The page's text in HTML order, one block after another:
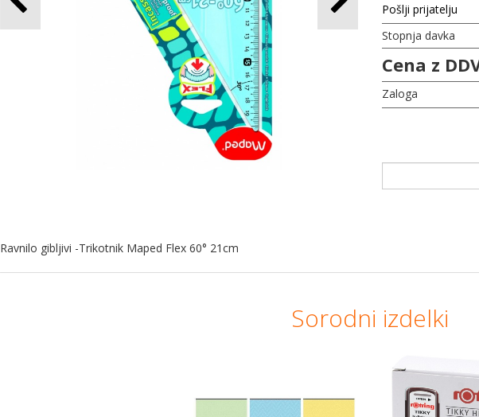
Pošlji prijatelju
Stopnja davka
Cena z
Zaloga
Ravnilo gibljivi -Trikotnik Maped Flex 60° 21cm
Sorodni izdelki